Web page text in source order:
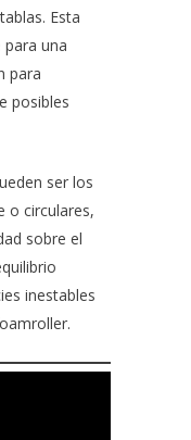
Esta
una
para
posibles
ser los
o circulares,
sobre el
inestables